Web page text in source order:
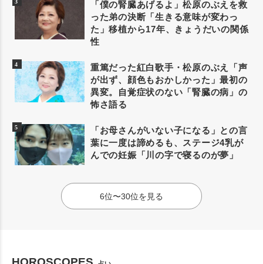
「僕の腎臓あげるよ」松原のぶえを救
った弟の決断「生きる意味が変わっ
た」移植から17年、きょうだいの関係
性
重篤だった紅白歌手・松原のぶえ「声
が出ず、顔色もおかしかった」最初の
異変。自覚症状のない「腎臓の病」の
怖さ語る
「お母さんがいない子になる」との言
葉に一度は諦めるも、ステージ4乳が
んでの妊娠「川の字で寝るのが夢」
6位〜30位を見る